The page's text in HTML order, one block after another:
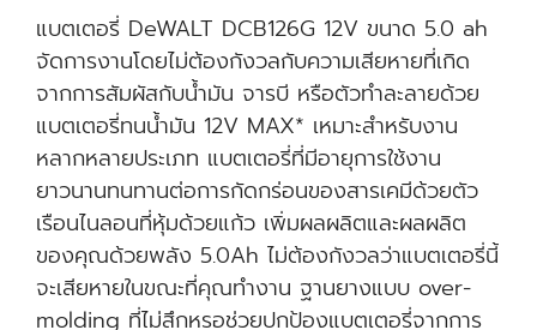
แบตเตอรี่ DeWALT DCB126G 12V ขนาด 5.0 ah
จัดการงานโดยไม่ต้องกังวลกับความเสียหายที่เกิด
จากการสัมผัสกับน้ำมัน จารบี หรือตัวทำละลายด้วย
แบตเตอรี่ทนน้ำมัน 12V MAX* เหมาะสำหรับงาน
หลากหลายประเภท แบตเตอรี่ที่มีอายุการใช้งาน
ยาวนานทนทานต่อการกัดกร่อนของสารเคมีด้วยตัว
เรือนไนลอนที่หุ้มด้วยแก้ว เพิ่มผลผลิตและผลผลิต
ของคุณด้วยพลัง 5.0Ah ไม่ต้องกังวลว่าแบตเตอรี่นี้
จะเสียหายในขณะที่คุณทำงาน ฐานยางแบบ over-
molding ที่ไม่สึกหรอช่วยปกป้องแบตเตอรี่จากการ